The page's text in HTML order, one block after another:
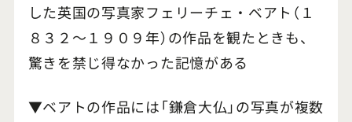
した英国の写真家フェリーチェ・ベアト（１
８３２～１９０９年）の作品を観たときも、
驚きを禁じ得なかった記憶がある
▼ベアトの作品には「鎌倉大仏」の写真が複数